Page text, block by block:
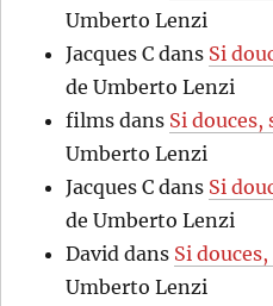
Umberto Lenzi
Jacques C dans Si
de Umberto Lenzi
films dans Si douces,
Umberto Lenzi
Jacques C dans Si
de Umberto Lenzi
David dans Si
Umberto Lenzi